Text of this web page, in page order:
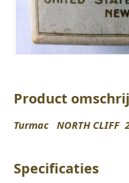
Product
Turmac NORTH CLIFF
Specificaties